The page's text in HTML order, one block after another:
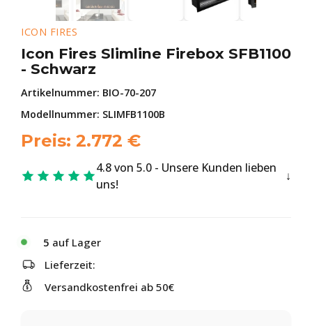
ICON FIRES
Icon Fires Slimline Firebox SFB1100
- Schwarz
Artikelnummer: BIO-70-207
Modellnummer: SLIMFB1100B
Preis: 2.772 €
4.8 von 5.0 - Unsere Kunden lieben
uns!
5 auf Lager
Lieferzeit:
Versandkostenfrei ab 50€